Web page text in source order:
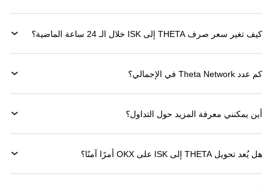
كيف تغير سعر صرف THETA إلى ISK خلال الـ 24 ساعة الماضية؟
كم عدد Theta Network في الإجمالي؟
أين يمكنني معرفة المزيد حول التداول؟
هل يُعد تحويل THETA إلى ISK على OKX أمرًا آمنًا؟